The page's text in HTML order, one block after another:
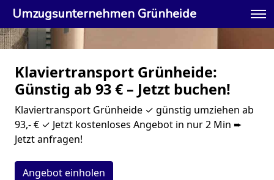
Umzugsunternehmen Grünheide
Klaviertransport Grünheide:
Günstig ab 93 € – Jetzt buchen!
Klaviertransport Grünheide ✓ günstig umziehen ab
93,- € ✓ Jetzt kostenloses Angebot in nur 2 Min ➨
Jetzt anfragen!
Angebot einholen